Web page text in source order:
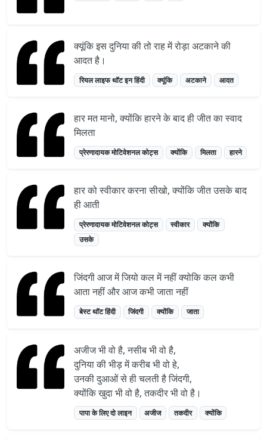
क्यूंकि इस दुनिया की तो राह में रोड़ा अटकाने की
आदत है।
रियल लाइफ थॉट इन हिंदी क्यूंकि अटकाने आदत
हार मत मानो, क्योंकि हारने के बाद ही जीत का स्वाद
मिलता
प्रेरणादायक मोटिवेशनल कोट्स क्योंकि मिलता हारने
हार को स्वीकार करना सीखो, क्योंकि जीत उसके बाद
ही आती
प्रेरणादायक मोटिवेशनल कोट्स स्वीकार
क्योंकि
उसके
जिंदगी आज में जियो कल में नहीं क्योकि कल कभी
आता नहीं और आज कभी जाता नहीं
बेस्ट थॉट हिंदी जिंदगी क्योंकि जाता
अजीज भी वो है, नसीब भी वो है,
दुनिया की भीड़ में करीब भी वो हे,
उनकी दुआओं से ही चलती है जिंदगी,
क्योंकि खुदा भी वो है, तकदीर भी वो है।
पापा के लिए दो लाइन अजीज तकदीर क्योंकि